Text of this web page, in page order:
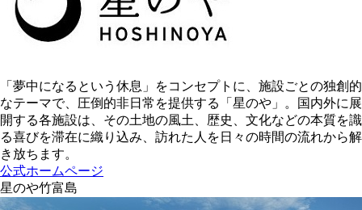
「夢中になるという休息」をコンセプトに、施設ごとの独創的
なテーマで、圧倒的非日常を提供する「星のや」。国内外に展
開する各施設は、その土地の風土、歴史、文化などの本質を識
る喜びを滞在に織り込み、訪れた人を日々の時間の流れから解
き放ちます。
公式ホームページ
星のや竹富島